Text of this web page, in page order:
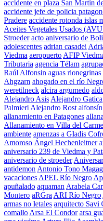
accidente en plaza San Martin
accidente jefe de policia
Pradere accidente rotonda islas
Aceites Vegetales Usados
Stroeder acto aniversario de
adolescentes adrian casadei
Viedma aeropuerto AFIP
Tributaria agencia Télam
Raúl Alfonsin aguas rionegrinas
Ahgzarn ahogado en el río
weretilneck alcira argumedo
Alejandro Asis Alejandro Gatica
Palmieri Alejandro Rost alfonsín
allanamiento en Patagones
Allanamiento en Villa del
ambiente amenzas a Gladis
Amoroso Ángel Hechenleitner
aniversario 239 de Viedma y
aniversario de stroeder
antidemon Antonio Tono
vacaciones APEL Río Negro
apuñalado aquaman Arabela
Montero aRGra ARI Río Negro
armas no letales arquitecto Savi
comallo Arsa El Condor arsa